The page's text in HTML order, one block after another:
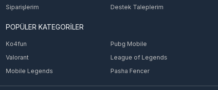
Siparişlerim
Destek Taleplerim
POPÜLER KATEGORİLER
Ko4fun
Pubg Mobile
Valorant
League of Legends
Mobile Legends
Pasha Fencer